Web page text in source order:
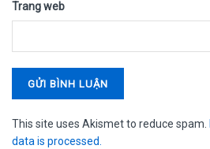
Trang web
This site uses Akismet to reduce spam.
data is processed.